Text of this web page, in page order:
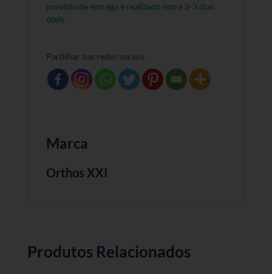
previsto de entrega é realizado entre 2-3 dias
úteis.
Partilhar nas redes sociais
Marca
Orthos XXI
Produtos Relacionados